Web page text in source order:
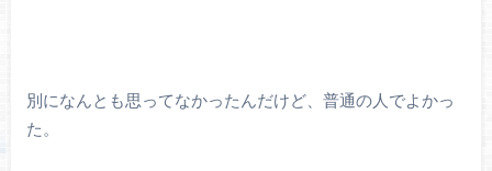
別になんとも思ってなかったんだけど、普通の人でよかっ
た。